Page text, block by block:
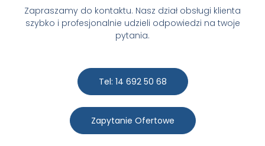
Zapraszamy do kontaktu. Nasz dział obsługi klienta
szybko i profesjonalnie udzieli odpowiedzi na twoje
pytania.
Tel: 14 692 50 68
Zapytanie Ofertowe